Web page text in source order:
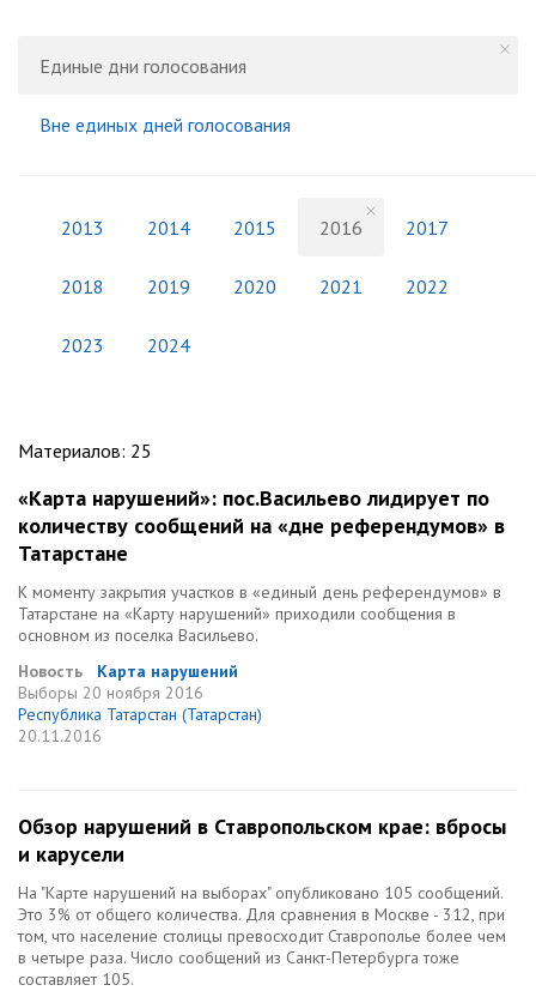
Единые дни голосования
Вне единых дней голосования
2013 2014 2015 2016 2017
2018 2019 2020 2021 2022
2023 2024
Материалов: 25
«Карта нарушений»: пос.Васильево лидирует по
количеству сообщений на «дне референдумов» в
Татарстане
К моменту закрытия участков в «единый день референдумов» в
Татарстане на «Карту нарушений» приходили сообщения в
основном из поселка Васильево.
Новость
Карта нарушений
Выборы 20 ноября 2016
Республика Татарстан (Татарстан)
20.11.2016
Обзор нарушений в Ставропольском крае: вбросы
и карусели
На "Карте нарушений на выборах" опубликовано 105 сообщений.
Это 3% от общего количества. Для сравнения в Москве - 312, при
том, что население столицы превосходит Ставрополье более чем
в четыре раза. Число сообщений из Санкт-Петербурга тоже
составляет 105.